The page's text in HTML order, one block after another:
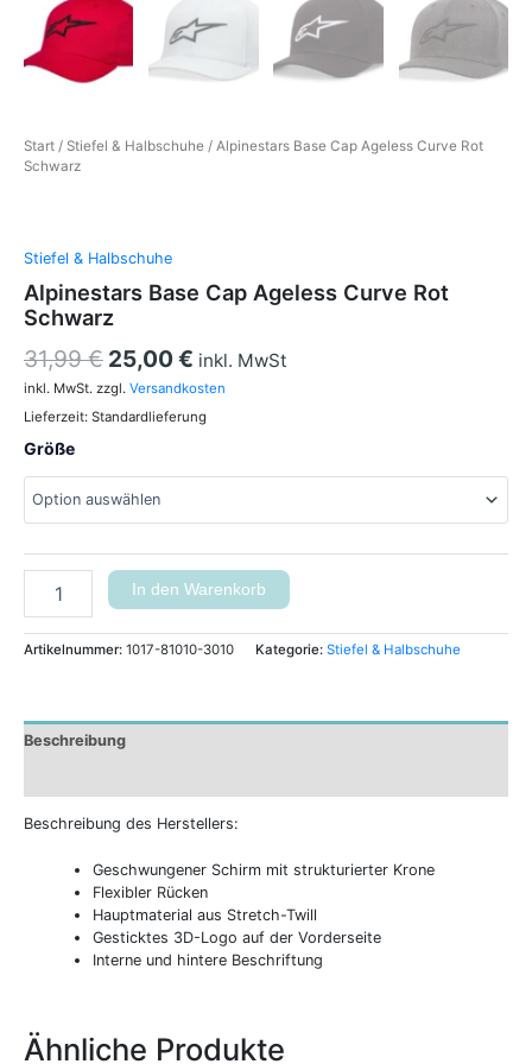
Start / Stiefel & Halbschuhe / Alpinestars Base Cap Ageless Curve Rot
Schwarz
Stiefel & Halbschuhe
Alpinestars Base Cap Ageless Curve Rot
Schwarz
31,99€ 25,00€ inkl. MwSt
inkl. MwSt. zzgl. Versandkosten
Lieferzeit: Standardlieferung
Größe
In den Warenkorb
Artikelnummer: 1017-81010-3010 Kategorie: Stiefel & Halbschuhe
Beschreibung
Beschreibung des Herstellers:
Geschwungener Schirm mit strukturierter Krone
Flexibler Rücken
Hauptmaterial aus Stretch-Twill
Gesticktes 3D-Logo auf der Vorderseite
Interne und hintere Beschriftung
Ähnliche Produkte